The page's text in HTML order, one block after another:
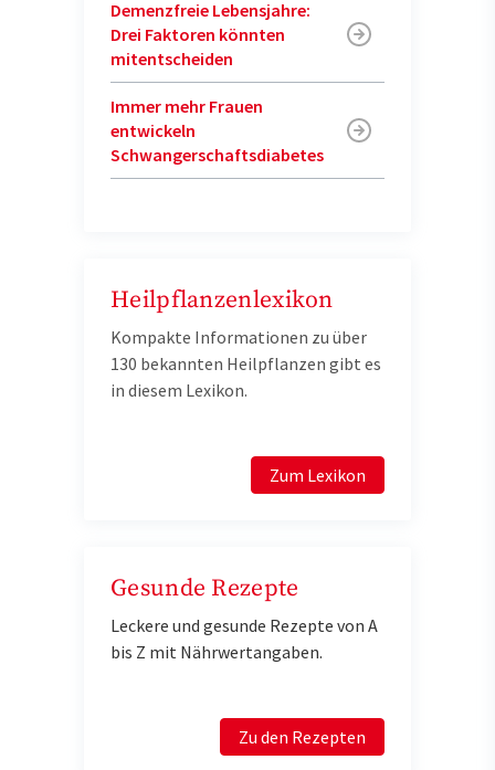
Demenzfreie Lebensjahre:
Drei Faktoren könnten
mitentscheiden
Immer mehr Frauen
entwickeln
Schwangerschaftsdiabetes
Heilpflanzenlexikon
Kompakte Informationen zu über
130 bekannten Heilpflanzen gibt es
in diesem Lexikon.
Zum Lexikon
Gesunde Rezepte
Leckere und gesunde Rezepte von A
bis Z mit Nährwertangaben.
Zu den Rezepten